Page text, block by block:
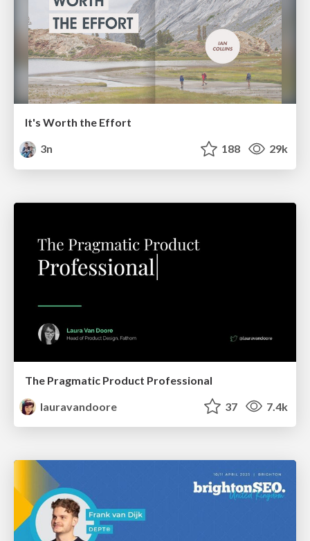
It's Worth the Effort
3n
188 29k
The Pragmatic Product Professional
lauravandoore
37 7.4k